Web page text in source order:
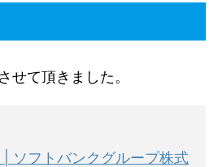
せて頂きました。
ソフトバンクグループ株式